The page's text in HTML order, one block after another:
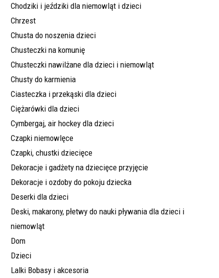
Chodziki i jeździki dla niemowląt i dzieci
Chrzest
Chusta do noszenia dzieci
Chusteczki na komunię
Chusteczki nawilżane dla dzieci i niemowląt
Chusty do karmienia
Ciasteczka i przekąski dla dzieci
Ciężarówki dla dzieci
Cymbergaj, air hockey dla dzieci
Czapki niemowlęce
Czapki, chustki dziecięce
Dekoracje i gadżety na dziecięce przyjęcie
Dekoracje i ozdoby do pokoju dziecka
Deserki dla dzieci
Deski, makarony, płetwy do nauki pływania dla dzieci i
niemowląt
Dom
Dzieci
Lalki Bobasy i akcesoria